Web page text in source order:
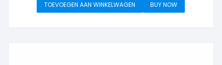
TOEVOEGEN AAN WINKELWAGEN BUY NOW